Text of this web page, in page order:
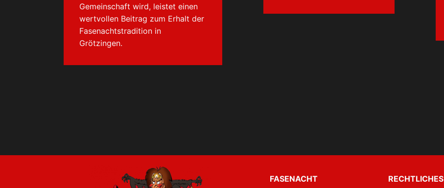
Gemeinschaft wird, leistet einen
wertvollen Beitrag zum Erhalt der
Fasenachtstradition in
Grötzingen.
FASENACHT RECHTLICHES